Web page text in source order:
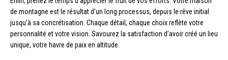
de montagne est le résultat d’un long processus, depuis le rêve initial
jusqu’à sa concrétisation. Chaque détail, chaque choix reflète votre
personnalité et votre vision. Savourez la satisfaction d’avoir créé un lieu
unique, votre havre de paix en altitude.